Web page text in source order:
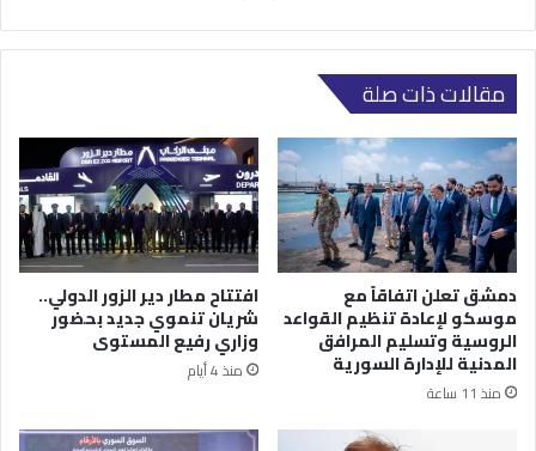
مقالات ذات صلة
دمشق تعلن اتفاقاً مع
موسكو لإعادة تنظيم القواعد
الروسية وتسليم المرافق
المدنية للإدارة السورية
منذ 11 ساعة
افتتاح مطار دير الزور الدولي..
شريان تنموي جديد بحضور
وزاري رفيع المستوى
منذ 4 أيام